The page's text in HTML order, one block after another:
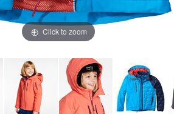
Click to zoom